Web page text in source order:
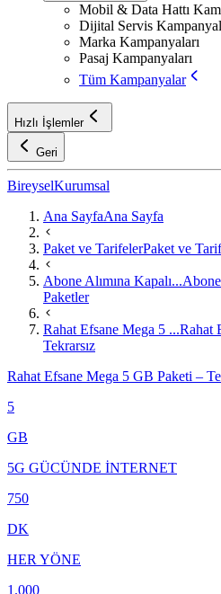
Mobil & Data Hattı
Dijital Servis
Marka Kampanyaları
Pasaj Kampanyaları
Tüm Kampanyalar
Hızlı İşlemler
Geri
BireyselKurumsal
Ana SayfaAna Sayfa
Paket ve TarifelerPaket ve
Abone Alımına Kapalı...
Paketler
Rahat Efsane Mega 5 ...Rahat
Tekrarsız
Rahat Efsane Mega 5 GB Paketi –
5
GB
5G GÜCÜNDE İNTERNET
750
DK
HER YÖNE
1.000